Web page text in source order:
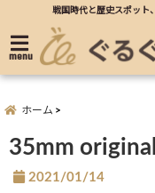
戦国時代と歴史スポット
menu
ホーム
35mm original
2021/01/14